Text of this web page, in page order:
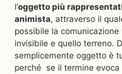
l’oggetto più
animista, attraverso il
possibile la
invisibile e quello terreno.
semplicemente oggetto è
perché se il termine